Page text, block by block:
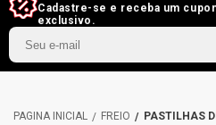
Cadastre-se e receba um
exclusivo.
FREIO PASTILHAS